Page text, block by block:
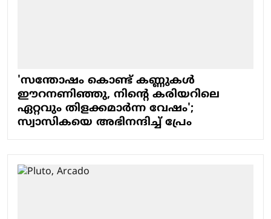
'സന്തോഷം കൊണ്ട് കണ്ണുകൾ
ഈറനണിഞ്ഞു, നിന്റെ കരിയറിലെ
ഏറ്റവും തിളക്കമാർന്ന വേഷം';
സ്വാസികയെ അഭിനന്ദിച്ച് പ്രേം